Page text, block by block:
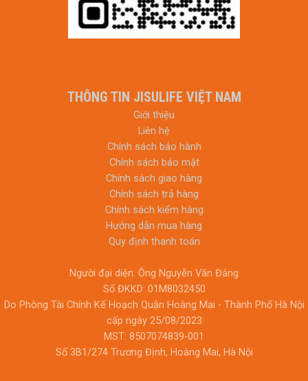
THÔNG TIN JISULIFE VIỆT NAM
Giới thiệu
Liên hệ
Chính sách bảo hành
Chính sách bảo mật
Chính sách giao hàng
Chính sách trả hàng
Chính sách kiểm hàng
Hướng dẫn mua hàng
Quy định thanh toán
Người đại diện: Ông Nguyễn Văn Đảng
Số ĐKKD: 01M8032450
Do Phòng Tài Chính Kế Hoạch Quận Hoàng Mai - Thành Phố Hà Nội
cấp ngày 25/08/2023
MST: 8507074839-001
Số 3B1/274 Trương Định, Hoàng Mai, Hà Nội